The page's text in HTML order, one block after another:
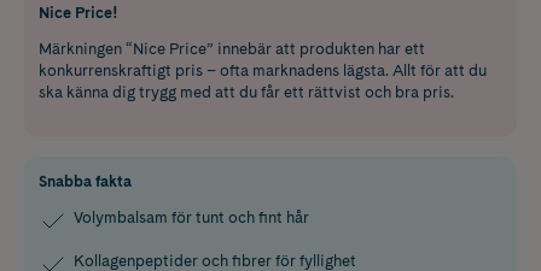
Nice Price!
Märkningen “Nice Price” innebär att produkten har ett
konkurrenskraftigt pris – ofta marknadens lägsta. Allt för att du
ska känna dig trygg med att du får ett rättvist och bra pris.
Snabba fakta
Volymbalsam för tunt och fint hår
Kollagenpeptider och fibrer för fyllighet